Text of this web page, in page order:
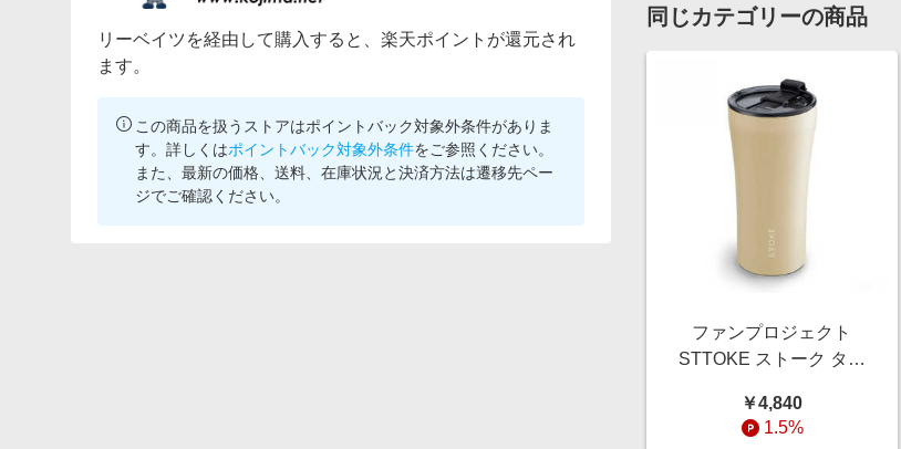
リーベイツを経由して購入すると、楽天ポイントが還元され
ます。
この商品を扱うストアはポイントバック対象外条件がありま
す。詳しくはポイントバック対象外条件をご参照ください。
また、最新の価格、送料、在庫状況と決済方法は遷移先ペー
ジでご確認ください。
同じカテゴリーの商品
ファンプロジェクト
STTOKE ストーク タン
470mL アイボリームー
ン 002891
￥4,840
1.5%